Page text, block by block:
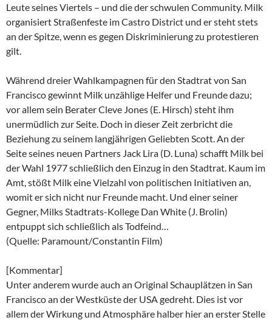
Leute seines Viertels – und die der schwulen Community. Milk
organisiert Straßenfeste im Castro District und er steht stets
an der Spitze, wenn es gegen Diskriminierung zu protestieren
gilt.
Während dreier Wahlkampagnen für den Stadtrat von San
Francisco gewinnt Milk unzählige Helfer und Freunde dazu;
vor allem sein Berater Cleve Jones (E. Hirsch) steht ihm
unermüdlich zur Seite. Doch in dieser Zeit zerbricht die
Beziehung zu seinem langjährigen Geliebten Scott. An der
Seite seines neuen Partners Jack Lira (D. Luna) schafft Milk bei
der Wahl 1977 schließlich den Einzug in den Stadtrat. Kaum im
Amt, stößt Milk eine Vielzahl von politischen Initiativen an,
womit er sich nicht nur Freunde macht. Und einer seiner
Gegner, Milks Stadtrats-Kollege Dan White (J. Brolin)
entpuppt sich schließlich als Todfeind…
(Quelle: Paramount/Constantin Film)
[Kommentar]
Unter anderem wurde auch an Original Schauplätzen in San
Francisco an der Westküste der USA gedreht. Dies ist vor
allem der Wirkung und Atmosphäre halber hier an erster Stelle